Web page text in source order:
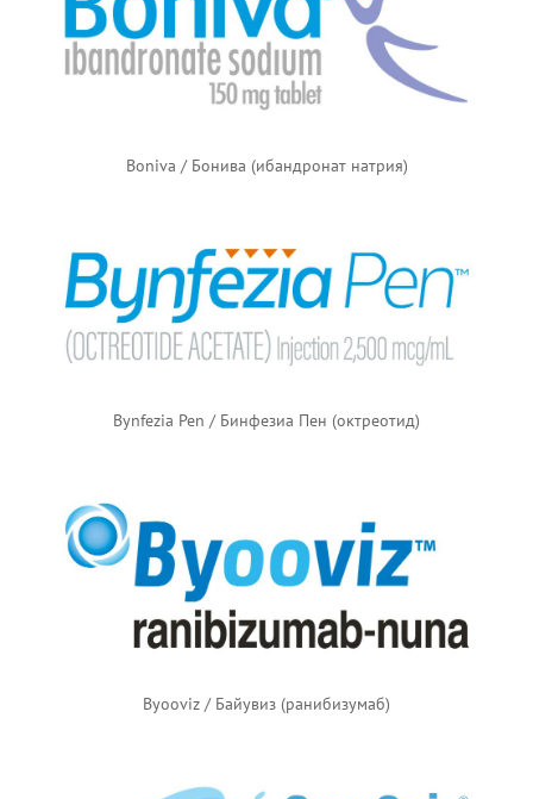
Boniva / Бонива (ибандронат натрия)
Bynfezia Pen / Бинфезиа Пен (октреотид)
Byooviz / Байувиз (ранибизумаб)